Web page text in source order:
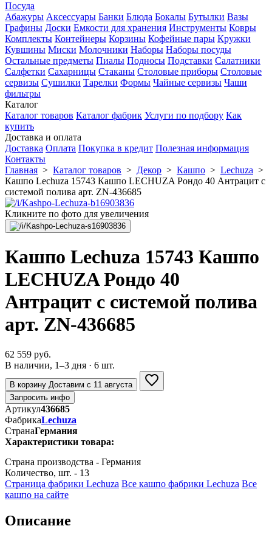
Посуда
Абажуры Аксессуары Банки Блюда Бокалы Бутылки Вазы
Графины Доски Емкости для хранения Инструменты Ковры
Комплекты Контейнеры Корзины Кофейные пары Кружки
Кувшины Миски Молочники Наборы Наборы посуды
Остальные предметы Пиалы Подносы Подставки Салатники
Салфетки Сахарницы Стаканы Столовые приборы Столовые
сервизы Сушилки Тарелки Формы Чайные сервизы Чаши
фильтры
Каталог
Каталог товаров Каталог фабрик Услуги по подбору Как
купить
Доставка и оплата
Доставка Оплата Покупка в кредит Полезная информация
Контакты
Главная > Каталог товаров > Декор > Кашпо > Lechuza >
Кашпо Lechuza 15743 Кашпо LECHUZA Рондо 40 Антрацит с
системой полива арт. ZN-436685
Кликните по фото для увеличения
Кашпо Lechuza 15743 Кашпо
LECHUZA Рондо 40
Антрацит с системой полива
арт. ZN-436685
62 559 руб.
В наличии, 1–3 дня · 6 шт.
В корзину Доставим с 11 августа
Запросить инфо
Артикул436685
ФабрикаLechuza
СтранаГермания
Характеристики товара:
Страна производства - Германия
Количество, шт. - 13
Страница фабрики Lechuza Все кашпо фабрики Lechuza Все
кашпо на сайте
Описание